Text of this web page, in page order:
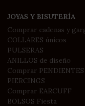
JOYAS Y BISUTERÍA
Comprar cadenas y
COLLARES únicos
PULSERAS
ANILLOS de diseño
Comprar PENDIENTES
PIERCINGS
Comprar EARCUFF
BOLSOS Fiesta